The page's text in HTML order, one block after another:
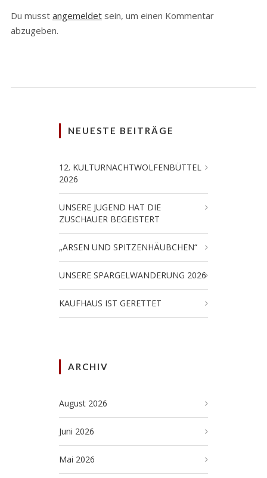
Du musst angemeldetsein, um einen Kommentar
abzugeben.
NEUESTE BEITRÄGE
12. KULTURNACHTWOLFENBÜTTEL
2026
UNSERE JUGEND HAT DIE
ZUSCHAUER BEGEISTERT
„ARSEN UND SPITZENHÄUBCHEN“
UNSERE SPARGELWANDERUNG 2026
KAUFHAUS IST GERETTET
ARCHIV
August 2026
Juni 2026
Mai 2026